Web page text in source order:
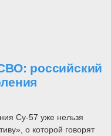
российский
Су-57 уже нельзя
о которой говорят